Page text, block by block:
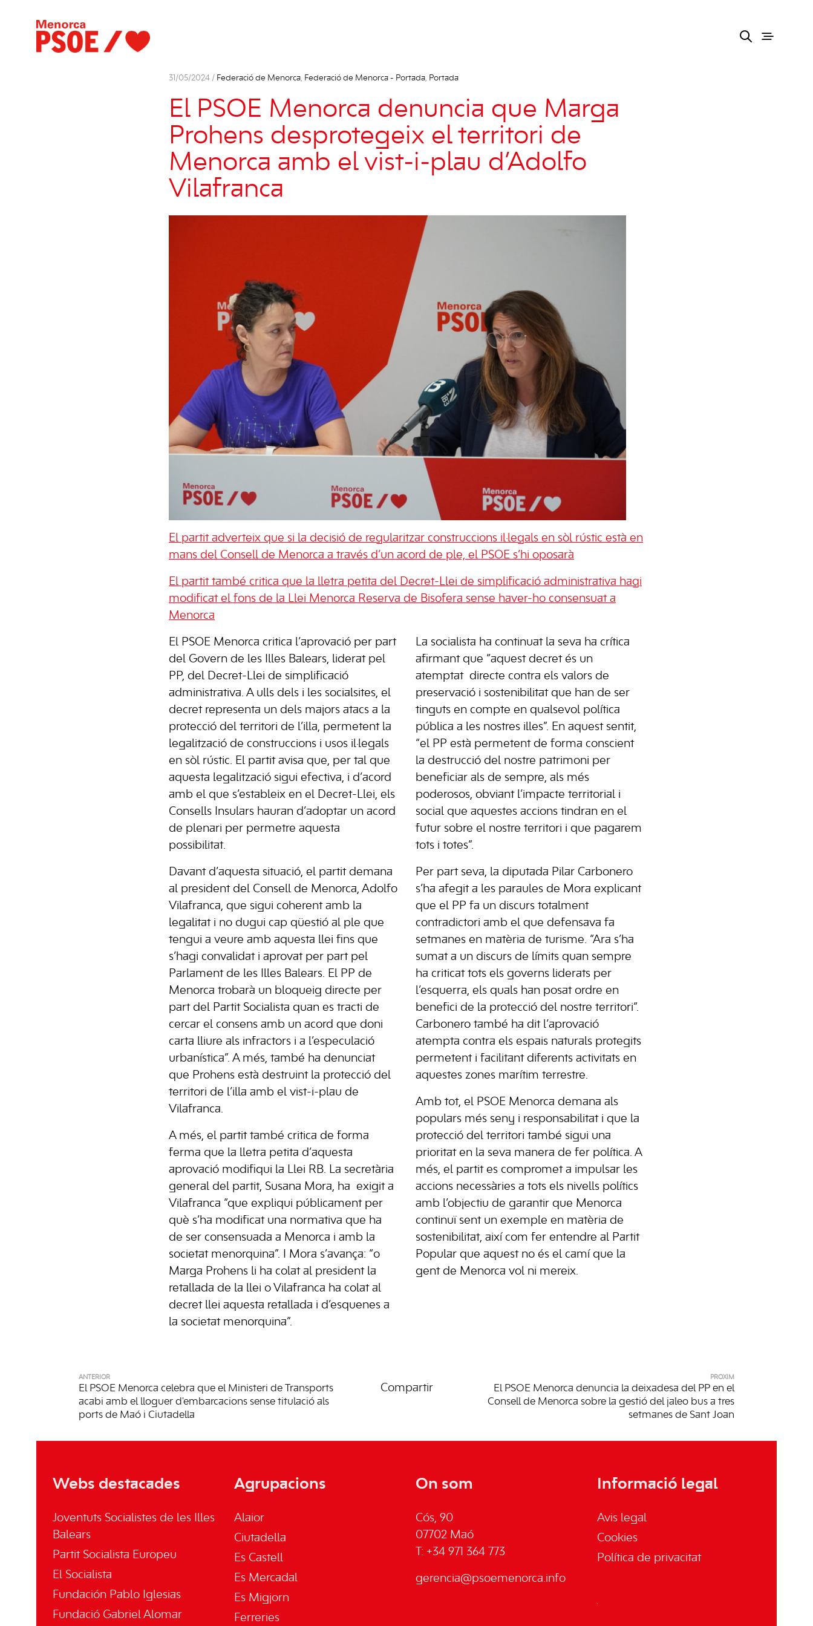
31/05/2024 / Federació de Menorca, Federació de Menorca - Portada, Portada
El PSOE Menorca denuncia que Marga
Prohens desprotegeix el territori de
Menorca amb el vist-i-plau d’Adolfo
Vilafranca
El partit adverteix que si la decisió de regularitzar construccions il·legals en sòl rústic està en
mans del Consell de Menorca a través d’un acord de ple, el PSOE s’hi oposarà
El partit també critica que la lletra petita del Decret-Llei de simplificació administrativa hagi
modificat el fons de la Llei Menorca Reserva de Bisofera sense haver-ho consensuat a
Menorca
El PSOE Menorca critica l’aprovació per part
del Govern de les Illes Balears, liderat pel
PP, del Decret-Llei de simplificació
administrativa. A ulls dels i les socialsites, el
decret representa un dels majors atacs a la
protecció del territori de l’illa, permetent la
legalització de construccions i usos il·legals
en sòl rústic. El partit avisa que, per tal que
aquesta legalització sigui efectiva, i d’acord
amb el que s’estableix en el Decret-Llei, els
Consells Insulars hauran d’adoptar un acord
de plenari per permetre aquesta
possibilitat.
Davant d’aquesta situació, el partit demana
al president del Consell de Menorca, Adolfo
Vilafranca, que sigui coherent amb la
legalitat i no dugui cap qüestió al ple que
tengui a veure amb aquesta llei fins que
s’hagi convalidat i aprovat per part pel
Parlament de les Illes Balears. El PP de
Menorca trobarà un bloqueig directe per
part del Partit Socialista quan es tracti de
cercar el consens amb un acord que doni
carta lliure als infractors i a l’especulació
urbanística”. A més, també ha denunciat
que Prohens està destruint la protecció del
territori de l’illa amb el vist-i-plau de
Vilafranca.
A més, el partit també critica de forma
ferma que la lletra petita d’aquesta
aprovació modifiqui la Llei RB. La secretària
general del partit, Susana Mora, ha
exigit a
Vilafranca “que expliqui públicament per
què s’ha modificat una normativa que ha
de ser consensuada a Menorca i amb la
societat menorquina”. I Mora s’avança: “o
Marga Prohens li ha colat al president la
retallada de la llei o Vilafranca ha colat al
decret llei aquesta retallada i d’esquenes a
la societat menorquina”.
La socialista ha continuat la seva ha crítica
afirmant que “aquest decret és un
atemptat directe contra els valors de
preservació i sostenibilitat que han de ser
tinguts en compte en qualsevol política
pública a les nostres illes”. En aquest sentit,
“el PP està permetent de forma conscient
la destrucció del nostre patrimoni per
beneficiar als de sempre, als més
poderosos, obviant l’impacte territorial i
social que aquestes accions tindran en el
futur sobre el nostre territori i que pagarem
tots i totes”.
Per part seva, la diputada Pilar Carbonero
s’ha afegit a les paraules de Mora explicant
que el PP fa un discurs totalment
contradictori amb el que defensava fa
setmanes en matèria de turisme. “Ara s’ha
sumat a un discurs de límits quan sempre
ha criticat tots els governs liderats per
l’esquerra, els quals han posat ordre en
benefici de la protecció del nostre territori”.
Carbonero també ha dit l’aprovació
atempta contra els espais naturals protegits
permetent i facilitant diferents activitats en
aquestes zones marítim terrestre.
Amb tot, el PSOE Menorca demana als
populars més seny i responsabilitat i que la
protecció del territori també sigui una
prioritat en la seva manera de fer política. A
més, el partit es compromet a impulsar les
accions necessàries a tots els nivells polítics
amb l’objectiu de garantir que Menorca
continuï sent un exemple en matèria de
sostenibilitat, així com fer entendre al Partit
Popular que aquest no és el camí que la
gent de Menorca vol ni mereix.
ANTERIOR
El PSOE Menorca celebra que el Ministeri de Transports
acabi amb el lloguer d'embarcacions sense titulació als
ports de Maó i Ciutadella
Compartir
PRÒXIM
El PSOE Menorca denuncia la deixadesa del PP en el
Consell de Menorca sobre la gestió del jaleo bus a tres
setmanes de Sant Joan
Webs destacades
Joventuts Socialistes de les Illes
Balears
Partit Socialista Europeu
El Socialista
Fundación Pablo Iglesias
Fundació Gabriel Alomar
Agrupacions
Alaior
Ciutadella
Es Castell
Es Mercadal
Es Migjorn
Ferreries
On som
Cós, 90
07702 Maó
T: +34 971 364 773
gerencia@psoemenorca.info
Informació legal
Avis legal
Cookies
Política de privacitat